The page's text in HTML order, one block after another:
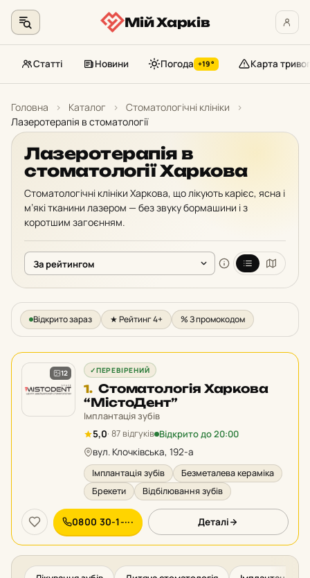
контенту
Мій Харків
Статті Новини Погода +19° Карта тривог
Головна › Каталог › Стоматологічні клініки
›
Лазеротерапія в стоматології
Лазеротерапія в
стоматології Харкова
Стоматологічні клініки Харкова, що лікують карієс, ясна і
м’які тканини лазером — без звуку бормашини і з
коротшим загоєнням.
Відкрито зараз ★ Рейтинг 4+ % З промокодом
12 ✓ПЕРЕВІРЕНИЙ
1. Місце
1
у
рейтингу:
Стоматологія Харкова
“МістоДент”
Імплантація зубів
5,0· 87 відгуків Відкрито до 20:00
вул. Клочківська, 192-а
Імплантація зубів
Безметалева кераміка
Брекети
Відбілювання зубів
0800 30-1-··· Деталі